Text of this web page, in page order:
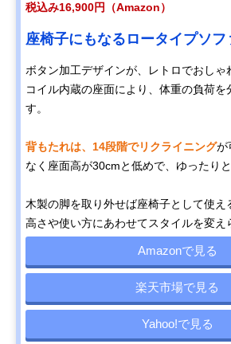
税込み16,900円（Amazon）
座椅子にもなるロータイプソフ
ボタン加工デザインが、レトロでおしゃ
コイル内蔵の座面により、体重の負荷を
す。
背もたれは、14段階でリクライニングが
なく座面高が30cmと低めで、ゆったりと
木製の脚を取り外せば座椅子として使え
高さや使い方にあわせてスタイルを変え
Amazonで見る
楽天市場で見る
Yahoo!で見る